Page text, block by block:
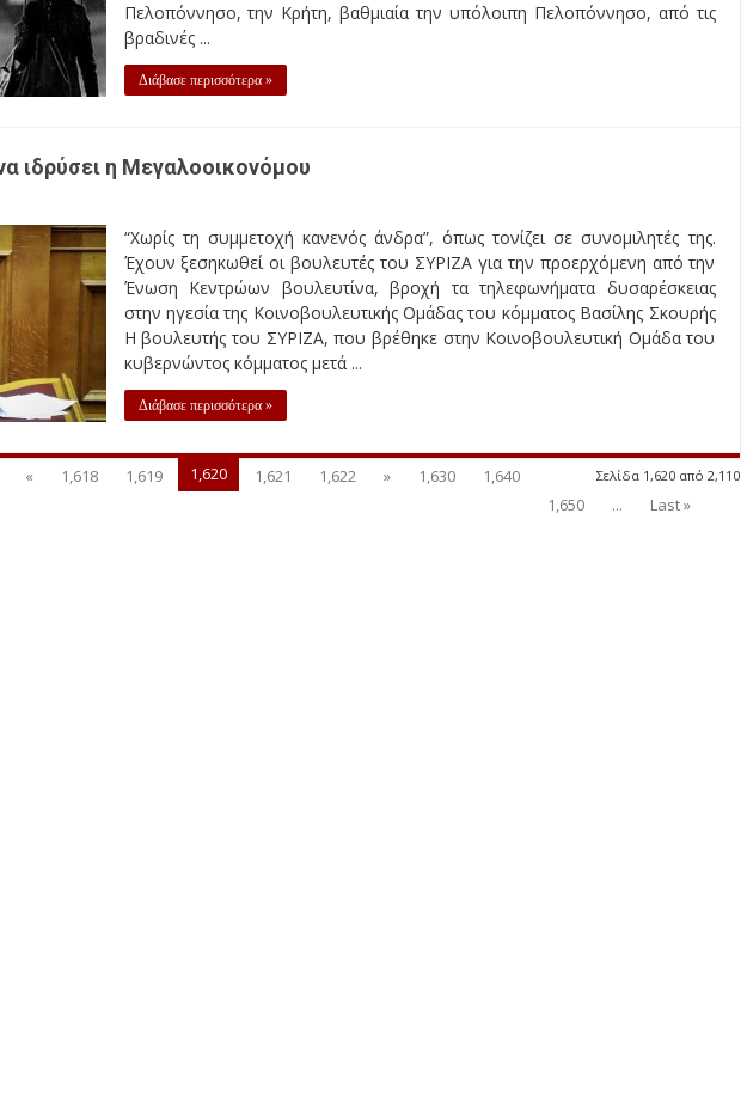
Πελοπόννησο, την Κρήτη, βαθμιαία την υπόλοιπη Πελοπόννησο, από τις
βραδινές ...
Διάβασε περισσότερα »
ιδρύσει η Μεγαλοοικονόμου
“Χωρίς τη συμμετοχή κανενός άνδρα”, όπως τονίζει σε συνομιλητές της.
Έχουν ξεσηκωθεί οι βουλευτές του ΣΥΡΙΖΑ για την προερχόμενη από την
Ένωση Κεντρώων βουλευτίνα, βροχή τα τηλεφωνήματα δυσαρέσκειας
στην ηγεσία της Κοινοβουλευτικής Ομάδας του κόμματος Βασίλης Σκουρής
Η βουλευτής του ΣΥΡΙΖΑ, που βρέθηκε στην Κοινοβουλευτική Ομάδα του
κυβερνώντος κόμματος μετά ...
Διάβασε περισσότερα »
Σελίδα 1,620 από 2,110
« 1,618 1,619 1,620 1,621 1,622 » 1,630
1,640
1,650
... Last »